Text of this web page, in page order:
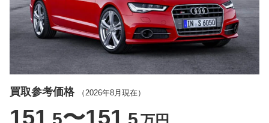
買取参考価格 （ 2026年8月 現在）
151 〜151